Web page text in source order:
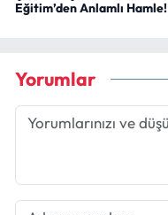
Eğitim’den Anlamlı Hamle!
Yorumlar